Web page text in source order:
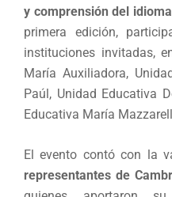
y comprensión del idioma
primera edición,
instituciones invitadas,
María Auxiliadora,
Paúl, Unidad Educativa
Educativa María
El evento contó con la
representantes de